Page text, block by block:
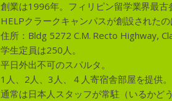
創業は1996年。フィリピン留学業界最古
HELPクラークキャンパスが創設された
住所：Bldg 5272 C.M. Recto Highway,
学生定員は250人。
平日外出不可のスパルタ。
1人、2人、3人、４人寄宿舎部屋を提供。
通常は日本人スタッフが常駐（いるかど